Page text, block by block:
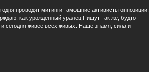
проводят митинги тамошние активисты оппозиции.
как урожденный уралец.Пишут так же, будто
сегодня живее всех живых. Наше знамя, сила и